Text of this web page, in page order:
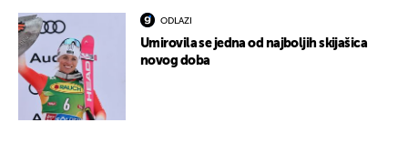
ODLAZI
Umirovila se jedna od najboljih skijašica
novog doba